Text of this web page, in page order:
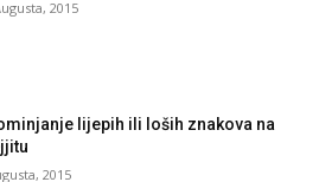
2015
lijepih ili loših znakova na
2015